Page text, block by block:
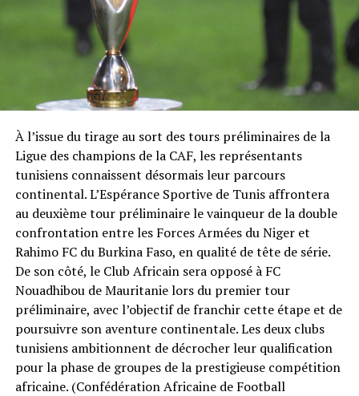
À l’issue du tirage au sort des tours préliminaires de la
Ligue des champions de la CAF, les représentants
tunisiens connaissent désormais leur parcours
continental. L’Espérance Sportive de Tunis affrontera
au deuxième tour préliminaire le vainqueur de la double
confrontation entre les Forces Armées du Niger et
Rahimo FC du Burkina Faso, en qualité de tête de série.
De son côté, le Club Africain sera opposé à FC
Nouadhibou de Mauritanie lors du premier tour
préliminaire, avec l’objectif de franchir cette étape et de
poursuivre son aventure continentale. Les deux clubs
tunisiens ambitionnent de décrocher leur qualification
pour la phase de groupes de la prestigieuse compétition
africaine. (Confédération Africaine de Football⁠